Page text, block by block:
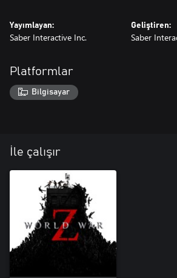
Yayımlayan:
Saber Interactive Inc.
Geliştiren:
Saber
Platformlar
Bilgisayar
İle çalışır